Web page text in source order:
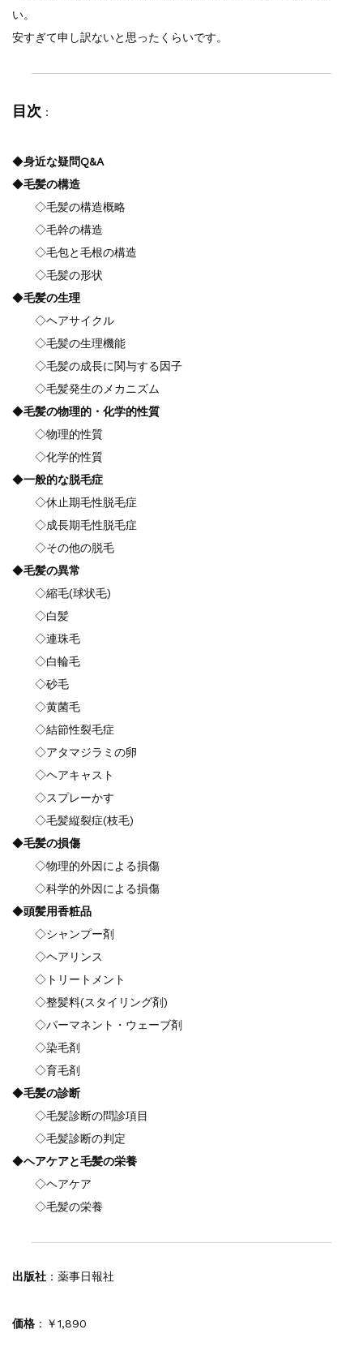
い。
安すぎて申し訳ないと思ったくらいです。
目次 ：
◆身近な疑問Q&A
◆毛髪の構造
◇毛髪の構造概略
◇毛幹の構造
◇毛包と毛根の構造
◇毛髪の形状
◆毛髪の生理
◇ヘアサイクル
◇毛髪の生理機能
◇毛髪の成長に関与する因子
◇毛髪発生のメカニズム
◆毛髪の物理的・化学的性質
◇物理的性質
◇化学的性質
◆一般的な脱毛症
◇休止期毛性脱毛症
◇成長期毛性脱毛症
◇その他の脱毛
◆毛髪の異常
◇縮毛(球状毛)
◇白髪
◇連珠毛
◇白輪毛
◇砂毛
◇黄菌毛
◇結節性裂毛症
◇アタマジラミの卵
◇ヘアキャスト
◇スプレーかす
◇毛髪縦裂症(枝毛)
◆毛髪の損傷
◇物理的外因による損傷
◇科学的外因による損傷
◆頭髪用香粧品
◇シャンプー剤
◇ヘアリンス
◇トリートメント
◇整髪料(スタイリング剤)
◇パーマネント・ウェーブ剤
◇染毛剤
◇育毛剤
◆毛髪の診断
◇毛髪診断の問診項目
◇毛髪診断の判定
◆ヘアケアと毛髪の栄養
◇ヘアケア
◇毛髪の栄養
出版社：薬事日報社
価格：￥1,890